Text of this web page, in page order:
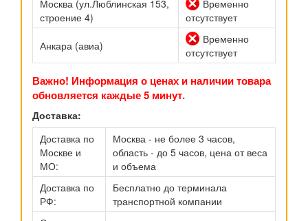
Москва (ул.Люблинская 153,
строение 4)
Временно
отсутствует
Анкара (авиа)
Временно
отсутствует
Важно! Информация о ценах и наличии товара
обновляется каждые 5 минут.
Доставка:
Доставка по
Москве и
МО:
Москва - не более 3 часов,
область - до 5 часов, цена от веса
и объема
Доставка по
РФ:
Бесплатно до терминала
транспортной компании